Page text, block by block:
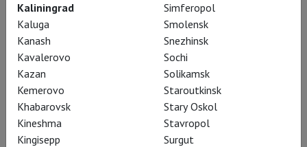
Kaliningrad
Kaluga
Kanash
Kavalerovo
Kazan
Kemerovo
Khabarovsk
Kineshma
Kingisepp
Simferopol
Smolensk
Snezhinsk
Sochi
Solikamsk
Staroutkinsk
Stary Oskol
Stavropol
Surgut